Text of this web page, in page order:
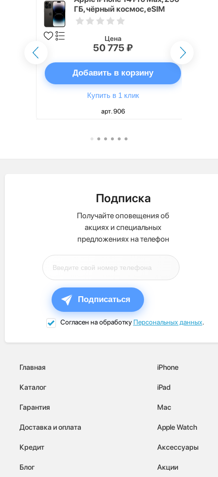
ГБ, чёрный космос, eSIM
Цена
50 775 ₽
Добавить в корзину
Купить в 1 клик
арт. 906
Подписка
Получайте оповещения об
акциях и специальных
предложениях на телефон
Подписаться
Согласен на обработку Персональных данных.
Главная
Каталог
Гарантия
Доставка и оплата
Кредит
Блог
iPhone
iPad
Mac
Apple Watch
Аксессуары
Акции